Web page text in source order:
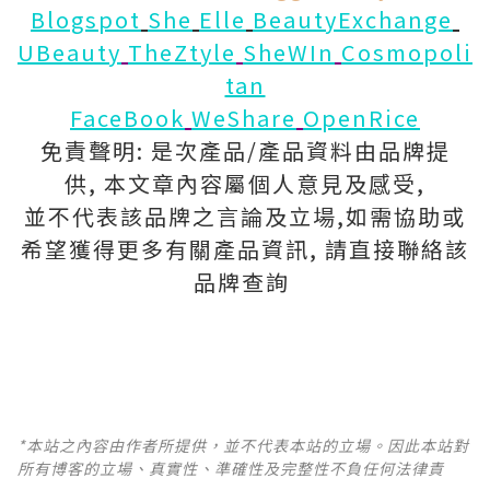
Blogspot She Elle BeautyExchange
UBeauty TheZtyle SheWIn Cosmopoli
tan
FaceBook WeShare OpenRice
免責聲明: 是次產品/產品資料由品牌提
供, 本文章內容屬個人意見及感受,
並不代表該品牌之言論及立場,如需協助或
希望獲得更多有關產品資訊, 請直接聯絡該
品牌查詢
*本站之內容由作者所提供，並不代表本站的立場。因此本站對
所有博客的立場、真實性、準確性及完整性不負任何法律責